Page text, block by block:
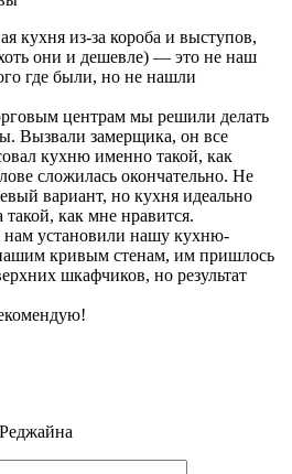
кухня из-за короба и выступов,
они и дешевле) — это не наш
где были, но не нашли
центрам мы решили делать
Вызвали замерщика, он все
кухню именно такой, как
сложилась окончательно. Не
вариант, но кухня идеально
как мне нравится.
нам установили нашу кухню-
кривым стенам, им пришлось
шкафчиков, но результат